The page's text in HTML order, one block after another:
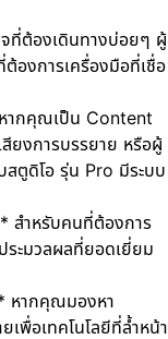
ที่ต้องเดินทางบ่อยๆ ผู้
องการเครื่องมือที่เชื่อ
ากคุณเป็น Content
ยงการบรรยาย หรือผู้
ตูดิโอ รุ่น Pro มีระบบ
สำหรับคนที่ต้องการ
ระมวลผลที่ยอดเยี่ยม
หากคุณมองหา
เพื่อเทคโนโลยีที่ล้ำหน้า